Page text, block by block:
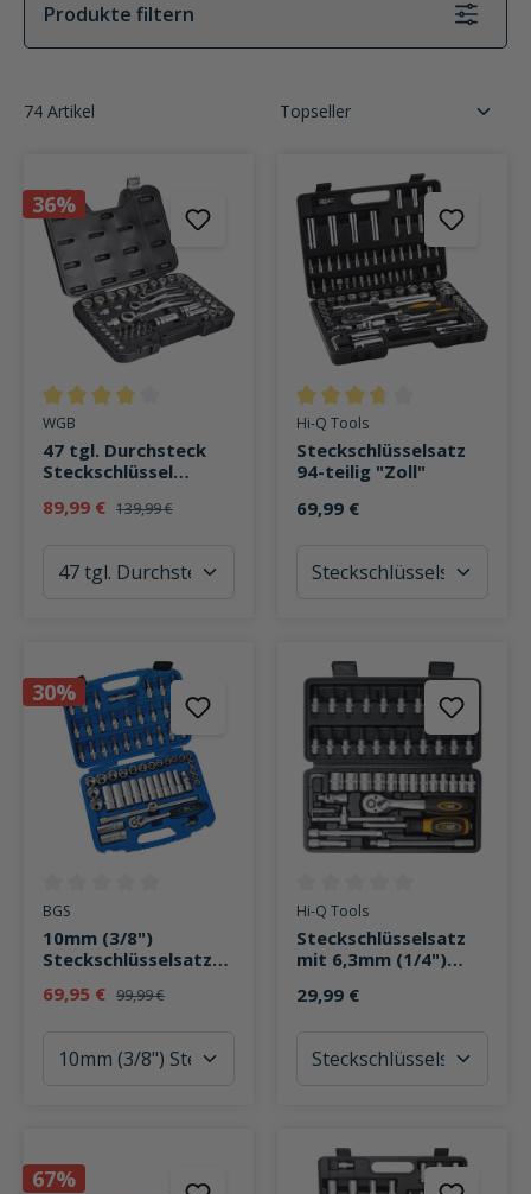
Produkte filtern
74 Artikel
36%
Durchschnittliche Bewertung von 4 von 5 Sternen
WGB
47 tgl. Durchsteck
Steckschlüssel
89,99 € 139,99 €
Durchschnittliche Bewertung
Hi-Q Tools
Steckschlüsselsatz
94-teilig "Zoll"
69,99 €
30%
Durchschnittliche Bewertung von 0 von 5 Sternen
BGS
10mm (3/8")
Steckschlüsselsatz
69,95 € 99,99 €
Durchschnittliche Bewertung
Hi-Q Tools
Steckschlüsselsatz
mit 6,3mm (1/4")
29,99 €
67%